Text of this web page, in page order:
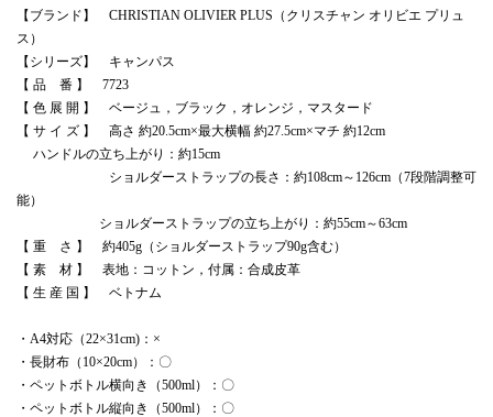
【ブランド】 CHRISTIAN OLIVIER PLUS（クリスチャン オリビエ プリュ
ス）
【シリーズ】 キャンパス
【 品 番 】 7723
【 色 展 開 】 ベージュ，ブラック，オレンジ，マスタード
【 サ イ ズ 】 高さ 約20.5cm×最大横幅 約27.5cm×マチ 約12cm
ハンドルの立ち上がり：約15cm
ショルダーストラップの長さ：約108cm～126cm（7段階調整可
能）
ショルダーストラップの立ち上がり：約55cm～63cm
【 重 さ 】 約405g（ショルダーストラップ90g含む）
【 素 材 】 表地：コットン，付属：合成皮革
【 生 産 国 】 ベトナム
・A4対応（22×31cm)：×
・長財布（10×20cm）：〇
・ペットボトル横向き（500ml）：〇
・ペットボトル縦向き（500ml）：〇